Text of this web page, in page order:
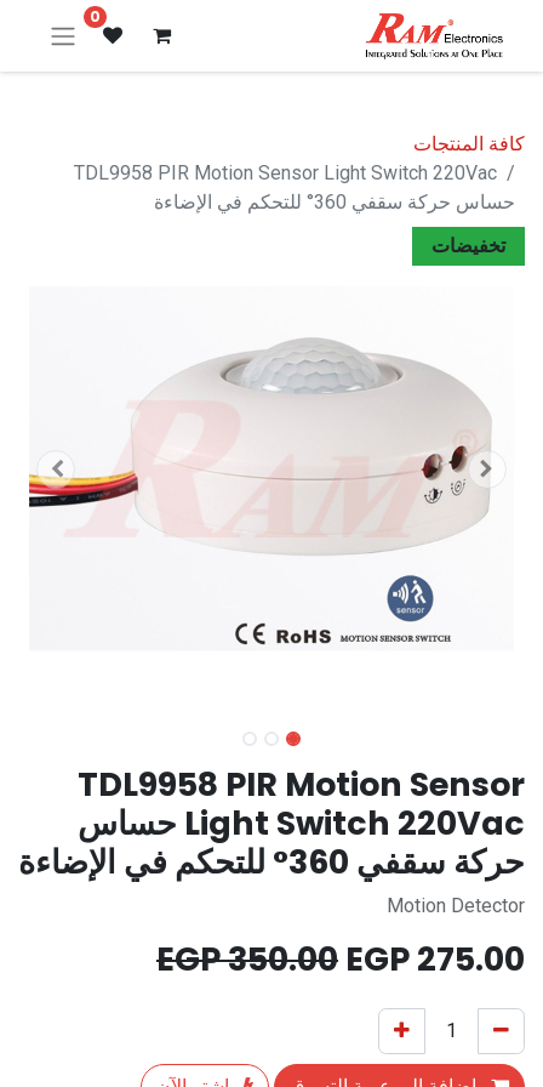
0
كافة المنتجات
TDL9958 PIR Motion Sensor Light Switch 220Vac
حساس حركة سقفي 360° للتحكم في الإضاءة
تخفيضات
TDL9958 PIR Motion Sensor
Light Switch 220Vac حساس
حركة سقفي 360° للتحكم في الإضاءة
Motion Detector
275.00
350.00
EGP